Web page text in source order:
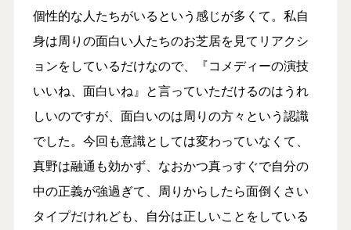
個性的な人たちがいるという感じが多くて。私自
身は周りの面白い人たちのお芝居を見てリアクシ
ョンをしているだけなので、『コメディーの演技
いいね、面白いね』と言っていただけるのはうれ
しいのですが、面白いのは周りの方々という認識
でした。今回も意識としては変わっていなくて、
真野は融通も効かず、なおかつ真っすぐで自分の
中の正義が強過ぎて、周りからしたら面倒くさい
タイプだけれども、自分は正しいことをしている